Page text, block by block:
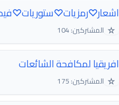
☆ المشتركين: 104
افريقيا لمكافحة الشائعات
☆ المشتركين: 175